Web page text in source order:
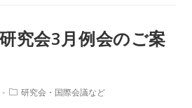
究会3月例会のご案
研究会・国際会議など